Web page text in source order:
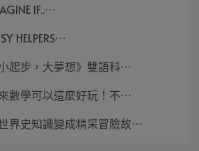
IF..⋯
HELPERS⋯
起步，大夢想》雙語科⋯
數學可以這麼好玩！不⋯
界史知識變成精采冒險故⋯